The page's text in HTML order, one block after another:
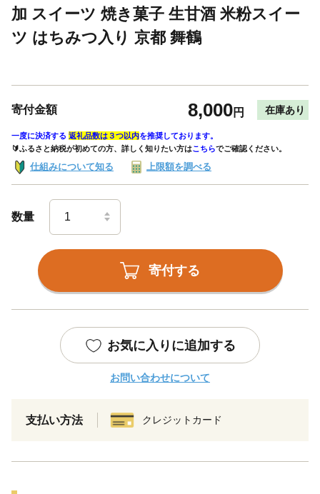
加 スイーツ 焼き菓子 生甘酒 米粉スイー
ツ はちみつ入り 京都 舞鶴
寄付金額 8,000円 在庫あり
一度に決済する 返礼品数は３つ以内を推奨しております。
🔰ふるさと納税が初めての方、詳しく知りたい方はこちらでご確認ください。
仕組みについて知る 上限額を調べる
数量
寄付する
お気に入りに追加する
お問い合わせについて
支払い方法 クレジットカード